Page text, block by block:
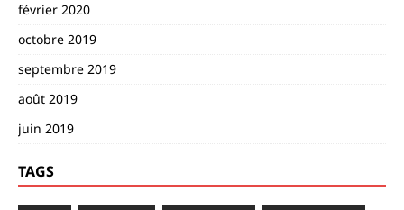
février 2020
octobre 2019
septembre 2019
août 2019
juin 2019
TAGS